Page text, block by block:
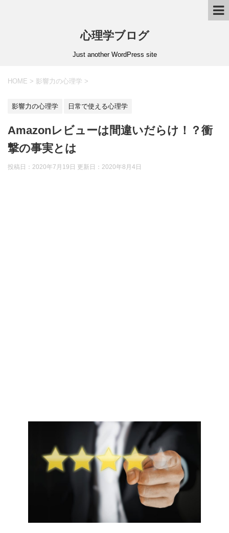
心理学ブログ
Just another WordPress site
HOME > 影響力の心理学 >
影響力の心理学 日常で使える心理学
Amazonレビューは間違いだらけ！？衝
撃の事実とは
投稿日：2020年7月19日 更新日： 2020年8月4日